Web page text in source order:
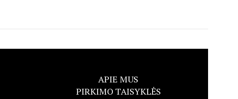
APIE MUS
PIRKIMO TAISYKLĖS